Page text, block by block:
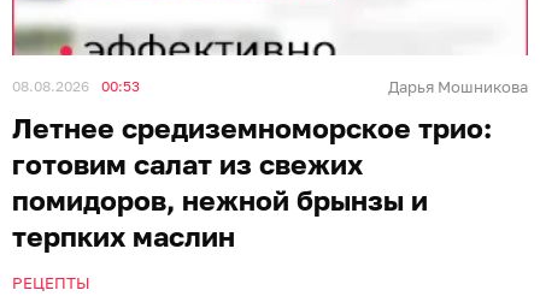
08.08.2026 00:53 Дарья Мошникова
Летнее средиземноморское трио:
готовим салат из свежих
помидоров, нежной брынзы и
терпких маслин
РЕЦЕПТЫ